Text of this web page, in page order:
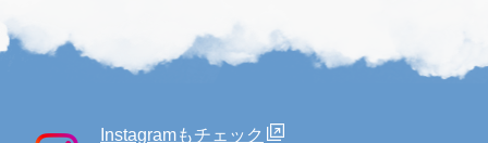
Instagramもチェック